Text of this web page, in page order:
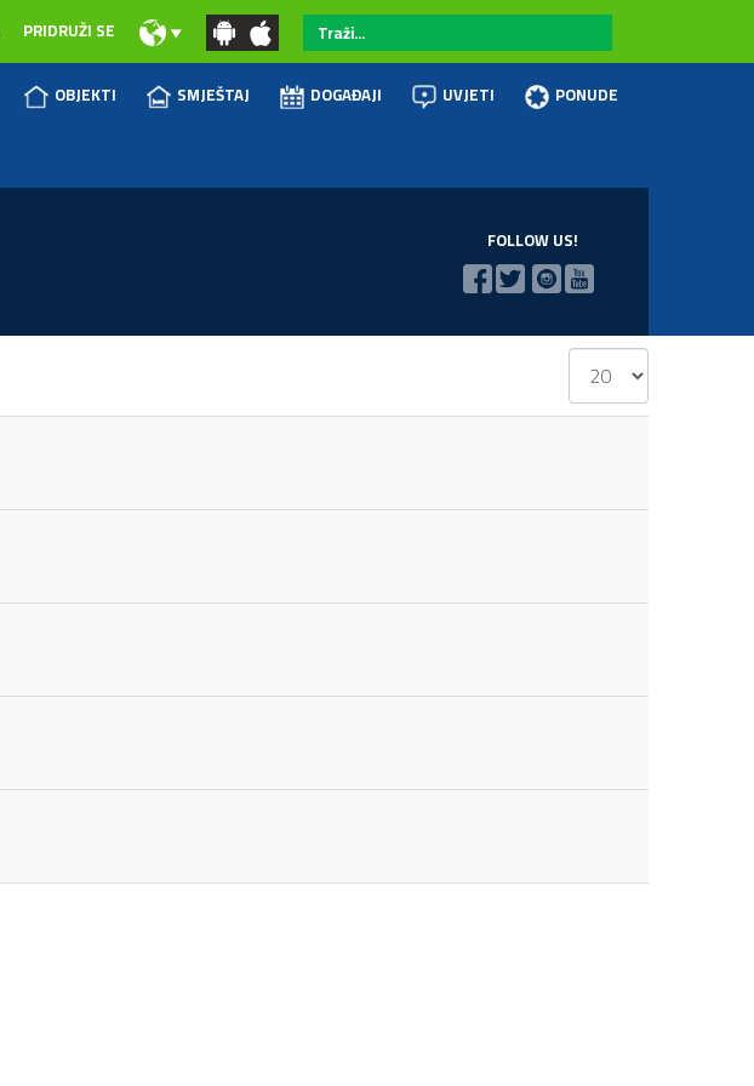
PRIDRUŽI SE Traži...
OBJEKTI SMJEŠTAJ DOGAĐAJI UVJETI PONUDE
FOLLOW US!
Prikaz
#